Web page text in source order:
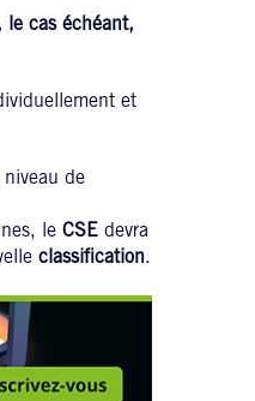
le cas échéant,
et
de
le CSEdevra
classification.